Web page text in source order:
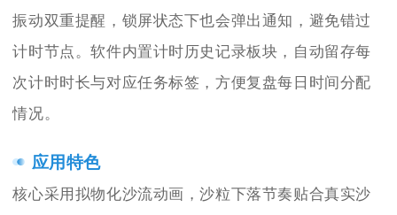
振动双重提醒，锁屏状态下也会弹出通知，避免错过
计时节点。软件内置计时历史记录板块，自动留存每
次计时时长与对应任务标签，方便复盘每日时间分配
情况。
应用特色
核心采用拟物化沙流动画，沙粒下落节奏贴合真实沙